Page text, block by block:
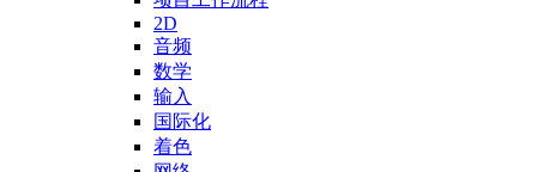
2D
音频
数学
输入
国际化
着色